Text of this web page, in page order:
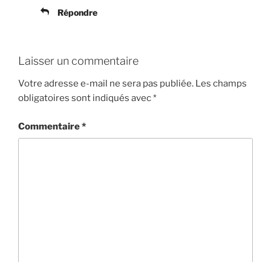
Répondre
Laisser un commentaire
Votre adresse e-mail ne sera pas publiée. Les champs
obligatoires sont indiqués avec*
Commentaire*